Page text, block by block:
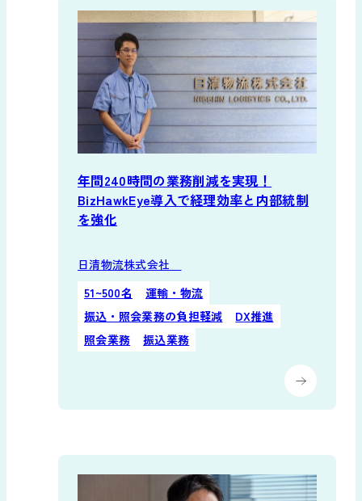
年間240時間の業務削減を実現！
BizHawkEye導入で経理効率と内部統制
を強化
日清物流株式会社
51~500名
運輸・物流
振込・照会業務の負担軽減
DX推進
照会業務
振込業務